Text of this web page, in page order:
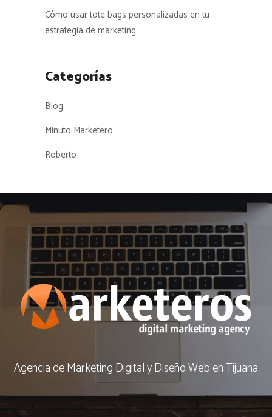
Cómo usar tote bags personalizadas en tu
estrategia de marketing
Categorías
Blog
Minuto Marketero
Roberto
Agencia de Marketing Digital y Diseño Web en Tijuana